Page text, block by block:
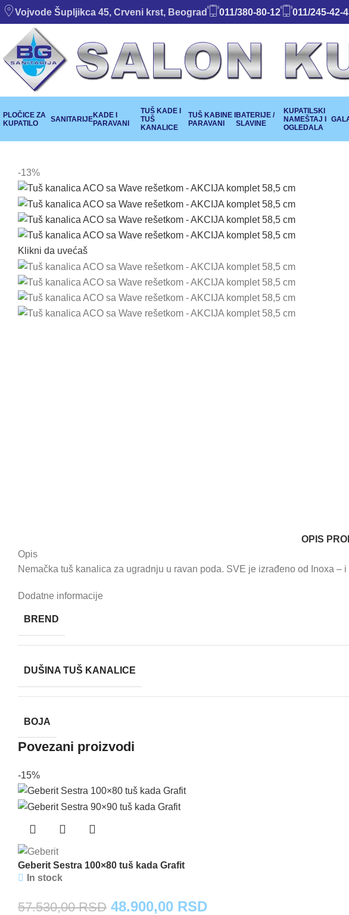
Vojvode Šupljikca 45, Crveni krst, Beograd 011/380-80-12 011/245-42-
PLOČICE ZA
KUPATILO
SANITARIJEKADE I
PARAVANI
TUŠ KADE I
TUŠ
KANALICE
TUŠ KABINE I
PARAVANI
BATERIJE /
SLAVINE
KUPATILSKI
NAMEŠTAJ I
OGLEDALA
-13%
Klikni da uvećaš
OPIS
Opis
Nemačka tuš kanalica za ugradnju u ravan poda. SVE je izrađeno od Inoxa
Dodatne informacije
BREND
DUŠINA TUŠ KANALICE
BOJA
Povezani proizvodi
-15%
Geberit Sestra 100×80 tuš kada Grafit
In stock
57.530,00RSD Originalna
48.900,00 RSDTrenutna